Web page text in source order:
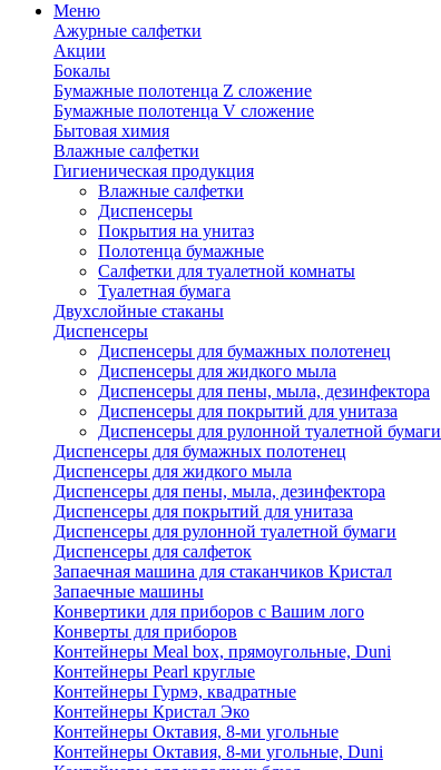
Меню
Ажурные салфетки
Акции
Бокалы
Бумажные полотенца Z сложение
Бумажные полотенца V сложение
Бытовая химия
Влажные салфетки
Гигиеническая продукция
Влажные салфетки
Диспенсеры
Покрытия на унитаз
Полотенца бумажные
Салфетки для туалетной комнаты
Туалетная бумага
Двухслойные стаканы
Диспенсеры
Диспенсеры для бумажных полотенец
Диспенсеры для жидкого мыла
Диспенсеры для пены, мыла, дезинфектора
Диспенсеры для покрытий для унитаза
Диспенсеры для рулонной туалетной бумаги
Диспенсеры для бумажных полотенец
Диспенсеры для жидкого мыла
Диспенсеры для пены, мыла, дезинфектора
Диспенсеры для покрытий для унитаза
Диспенсеры для рулонной туалетной бумаги
Диспенсеры для салфеток
Запаечная машина для стаканчиков Кристал
Запаечные машины
Конвертики для приборов с Вашим лого
Конверты для приборов
Контейнеры Meal box, прямоугольные, Duni
Контейнеры Pearl круглые
Контейнеры Гурмэ, квадратные
Контейнеры Кристал Эко
Контейнеры Октавия, 8-ми угольные
Контейнеры Октавия, 8-ми угольные, Duni